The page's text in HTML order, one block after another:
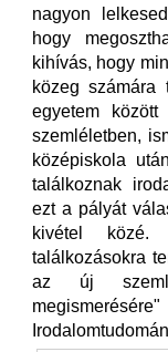
nagyon
hogy
kihívás, hogy
közeg számára
egyetem
szemléletben,
középiskola
találkoznak
ezt a pályát
kivétel közé.
találkozásokra
az új